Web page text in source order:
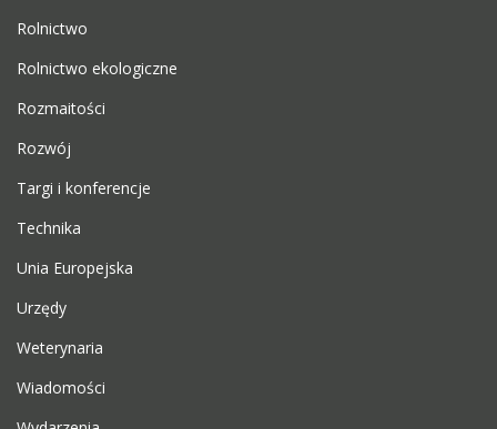
Rolnictwo
Rolnictwo ekologiczne
Rozmaitości
Rozwój
Targi i konferencje
Technika
Unia Europejska
Urzędy
Weterynaria
Wiadomości